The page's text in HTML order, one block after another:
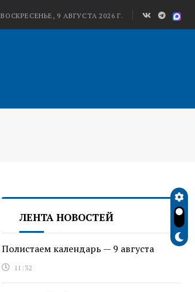
ВОСКРЕСЕНЬЕ, 9 АВГУСТА 2026 Г.
ЛЕНТА НОВОСТЕЙ
Полистаем календарь — 9 августа
11:32